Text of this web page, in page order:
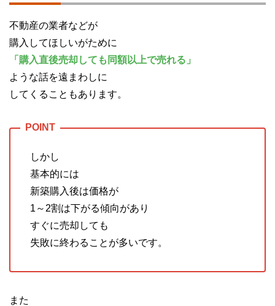
不動産の業者などが
購入してほしいがために
「購入直後売却しても同額以上で売れる」
ような話を遠まわしに
してくることもあります。
しかし
基本的には
新築購入後は価格が
1～2割は下がる傾向があり
すぐに売却しても
失敗に終わることが多いです。
また